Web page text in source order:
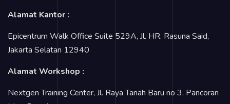
Alamat Kantor :
Epicentrum Walk Office Suite 529A, Jl. HR. Rasuna Said,
Jakarta Selatan 12940
Alamat Workshop :
Nextgen Training Center, Jl. Raya Tanah Baru no 3, Pancoran